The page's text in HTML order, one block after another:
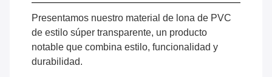
Presentamos nuestro material de lona de PVC
de estilo súper transparente, un producto
notable que combina estilo, funcionalidad y
durabilidad.